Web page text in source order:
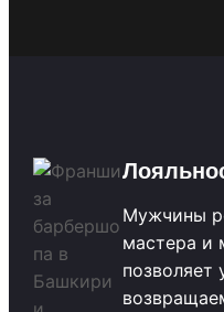
Мужчины
мастера и
позволяет